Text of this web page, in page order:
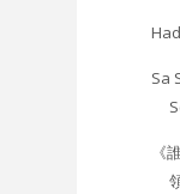
Sa
《